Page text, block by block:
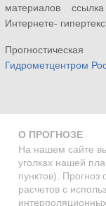
материалов
Интернете-
Гидрометцентром
О ПРОГНОЗЕ
На нашем сайте
уголках нашей
пунктов). Прогноз
расчетов с